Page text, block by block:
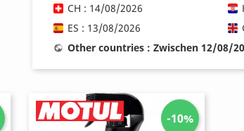
CH : 14/08/2026
ES : 13/08/2026
Other countries : Zwischen 12/08/
-10%